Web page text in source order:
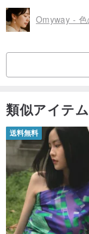
類似アイテム
送料無料